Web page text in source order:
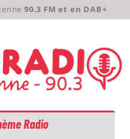
90.3 FM et en DAB+
Radio